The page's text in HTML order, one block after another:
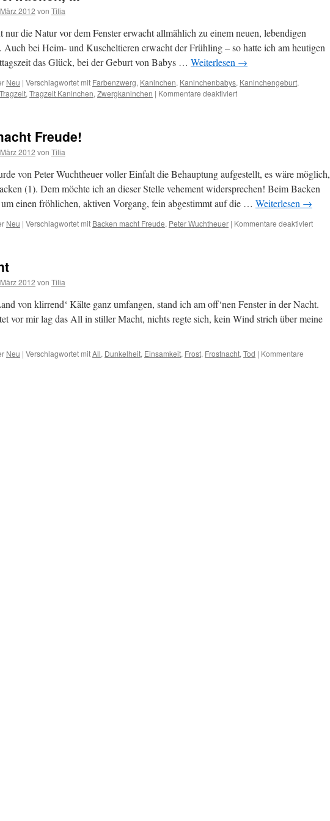
2012 von Tilia
nur die Natur vor dem Fenster erwacht allmählich zu einem neuen, lebendigen
Auch bei Heim- und Kuscheltieren erwacht der Frühling – so hatte ich am heutigen
das Glück, bei der Geburt von Babys … Weiterlesen →
Neu | Verschlagwortet mit Farbenzwerg, Kaninchen, Kaninchenbabys, Kaninchengeburt,
Tragzeit, Tragzeit Kaninchen, Zwergkaninchen | Kommentare deaktiviertfür
Freude!
2012 von Tilia
von Peter Wuchtheuer voller Einfalt die Behauptung aufgestellt, es wäre möglich,
(1). Dem möchte ich an dieser Stelle vehement widersprechen! Beim Backen
um einen fröhlichen, aktiven Vorgang, fein abgestimmt auf die … Weiterlesen →
Neu | Verschlagwortet mit Backen macht Freude, Peter Wuchtheuer | Kommentare deaktiviertfür
2012 von Tilia
von klirrend‘ Kälte ganz umfangen, stand ich am off‘nen Fenster in der Nacht.
vor mir lag das All in stiller Macht, nichts regte sich, kein Wind strich über meine
Neu | Verschlagwortet mitAll, Dunkelheit, Einsamkeit, Frost, Frostnacht, Tod | Kommentare